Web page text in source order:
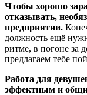
Чтобы хорошо
отказывать,
предприятии.
должность ещё
ритме, в погоне за
предлагаем тебе
Работа для
эффектным и